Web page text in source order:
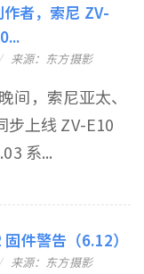
者，索尼 ZV-
来源：东方摄影
间，索尼亚太、
步上线 ZV-E10
系...
件警告（6.12）
来源：东方摄影